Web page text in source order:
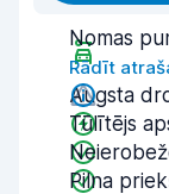
Nomas
Rādīt
Augsta
Tūlītējs
Pilna